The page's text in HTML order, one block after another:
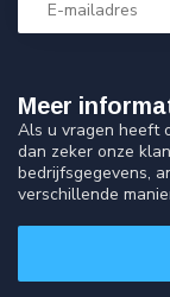
Meer
Als u vragen heeft
dan zeker onze
bedrijfsgegevens,
verschillende